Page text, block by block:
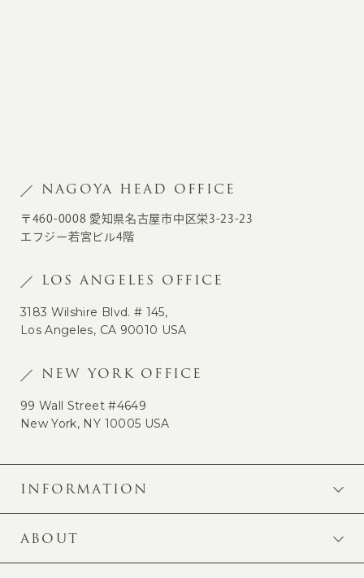
NAGOYA HEAD OFFICE
〒460-0008 愛知県名古屋市中区栄3-23-23
エフジー若宮ビル4階
LOS ANGELES OFFICE
3183 Wilshire Blvd. # 145,
Los Angeles, CA 90010 USA
NEW YORK OFFICE
99 Wall Street #4649
New York, NY 10005 USA
INFORMATION
ABOUT